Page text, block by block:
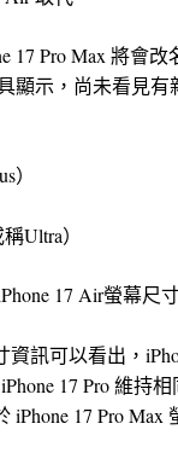
17 Pro Max 將會改
顯示，尚未看見有
）
Ultra）
17 Air螢幕尺
訊可以看出，
17 Pro 維持
iPhone 17 Pro Max